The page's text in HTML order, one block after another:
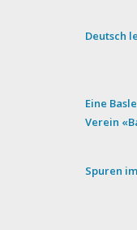
Deutsch
Eine
Verein
Spuren